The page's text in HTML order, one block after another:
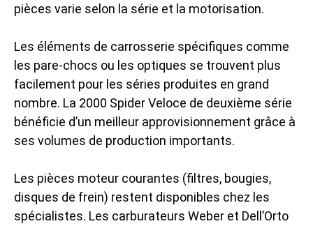
pièces varie selon la série et la motorisation.
Les éléments de carrosserie spécifiques comme
les pare-chocs ou les optiques se trouvent plus
facilement pour les séries produites en grand
nombre. La 2000 Spider Veloce de deuxième série
bénéficie d’un meilleur approvisionnement grâce à
ses volumes de production importants.
Les pièces moteur courantes (filtres, bougies,
disques de frein) restent disponibles chez les
spécialistes. Les carburateurs Weber et Dell’Orto